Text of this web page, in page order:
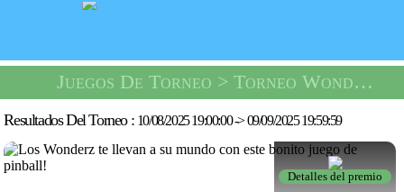
Juegos De Torneo > Torneo Wonderz Pinball -
Resultados Del Torneo : 10/08/2025 19:00:00->09/09/2025 19:59:59
Detalles del premio